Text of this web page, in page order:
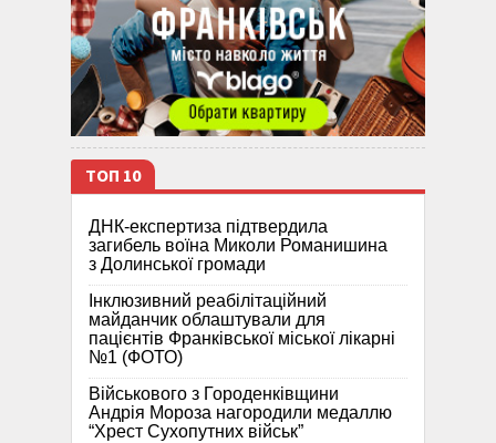
ТОП 10
ДНК-експертиза підтвердила
загибель воїна Миколи Романишина
з Долинської громади
Інклюзивний реабілітаційний
майданчик облаштували для
пацієнтів Франківської міської лікарні
№1 (ФОТО)
Військового з Городенківщини
Андрія Мороза нагородили медаллю
“Хрест Сухопутних військ”